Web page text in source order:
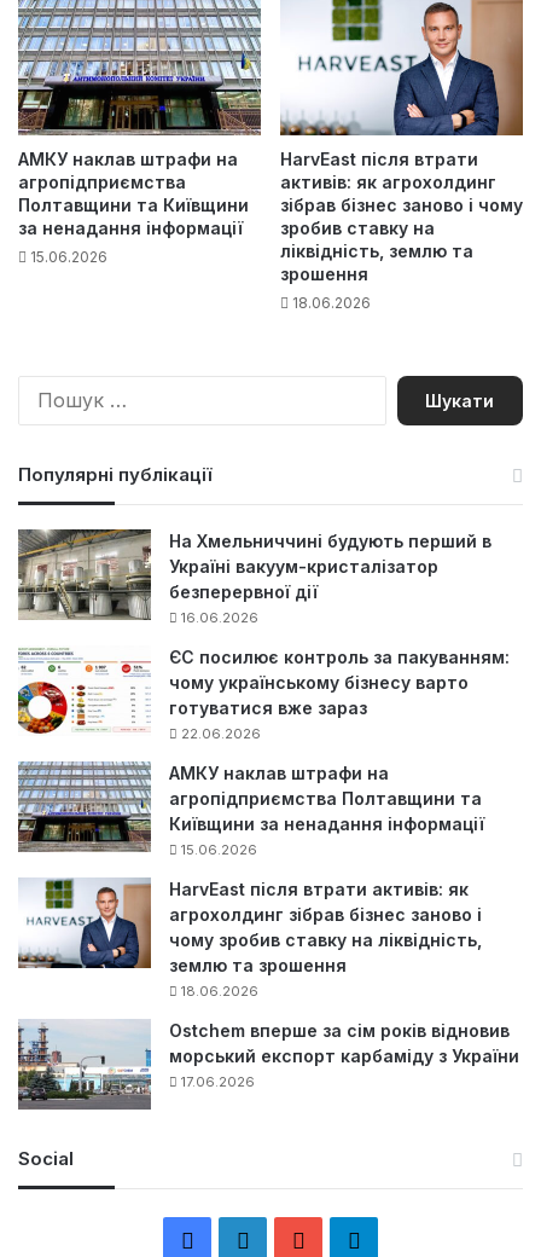
АМКУ наклав штрафи на
агропідприємства
Полтавщини та Київщини
за ненадання інформації
15.06.2026
HarvEast після втрати
активів: як агрохолдинг
зібрав бізнес заново і чому
зробив ставку на
ліквідність, землю та
зрошення
18.06.2026
П
Популярні публікації
На Хмельниччині будують перший в
Україні вакуум-кристалізатор
безперервної дії
16.06.2026
ЄС посилює контроль за пакуванням:
чому українському бізнесу варто
готуватися вже зараз
22.06.2026
АМКУ наклав штрафи на
агропідприємства Полтавщини та
Київщини за ненадання інформації
15.06.2026
HarvEast після втрати активів: як
агрохолдинг зібрав бізнес заново і
чому зробив ставку на ліквідність,
землю та зрошення
18.06.2026
Ostchem вперше за сім років відновив
морський експорт карбаміду з України
17.06.2026
Social